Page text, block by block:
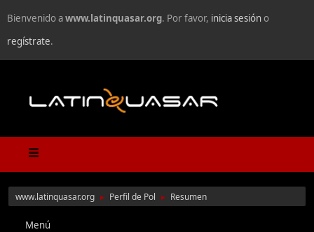
Bienvenido awww.latinquasar.org. Por favor, inicia sesióno
regístrate.
www.latinquasar.org ► Perfil de Pol ► Resumen
Menú